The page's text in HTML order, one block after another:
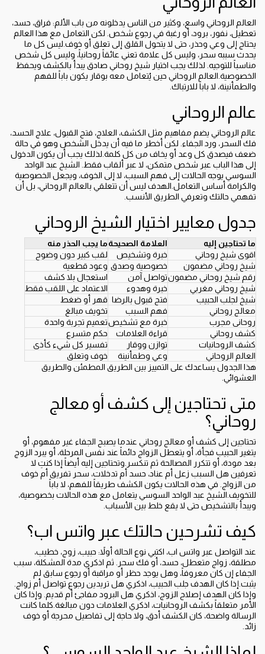
العالم الروحاني واسع، وكثير من الناس يدخلونه من باب الألم: فراق، حسد،
تعطيل، نفور، برود، أو رغبة في رجوع شخص. لكن التعامل مع هذا العالم
يحتاج إلى وعي وحذر، حتى لا يتحول القلق إلى تعلق أو خوف.ليس كل ما
يحدث سببه سحر، وليس كل علامة تعني عائقاً روحانياً، وليس كل شخص
مناسباً للتوجيه. لذلك يجب اختيار شيخ روحاني صادق يبدأ بالكشف ويحفظ
الخصوصية.العالم الروحاني حين يُتعامل معه بوقار يكون باباً للفهم
والطمأنينة، لا باباً للارتباك.
عالم الروحاني
عالم الروحاني يضم مفاهيم مثل الكشف، العلاج، فتح القبول، علاج الحسد،
فك السحر، ورد الجفاء. لكن أخطر ما فيه أن يدخل الشخص وهو في حالة
ضعف فيصدق كل وعد أو يخاف من كل كلمة.لذلك يجب أن يكون الدخول
إلى هذا الباب عبر شخص متمكن، لا عبر ألقاب فقط. الشيخ عبد الواحد
السوسي يوجه الحالات إلى فهم السبب، لا إلى الخوف، ويجعل الخصوصية
والكرامة أساس التعامل.الهدف ليس أن تتعلقي بالعالم الروحاني، بل أن
تفهمي حالتك وتعرفي الطريق الأنسب.
جدول معايير اختيار الشيخ الروحاني
ما تحتاجين إليه العلامة الصحيحةما يجب الحذر منه
اقوى شيخ روحاني
خبرة وتشخيص
لقب كبير دون وضوح
شيخ روحاني مضمون
خصوصية وصدق وعود قطعية
رقم شيخ روحاني مضمونتواصل آمن
استعجال بلا كشف
شيخ روحاني مغربي
خبرة وهدوء
الاعتماد على اللقب فقط
شيخ لجلب الحبيب
فتح قبول بالرضا قهر أو ضغط
معالج روحاني
فهم السبب
تخويف مبالغ
روحانى مجرب
خبرة مع تشخيصتعميم تجربة واحدة
كشف روحاني
قراءة العلامات
حكم متسرع
كشف الروحانيات
توازن ووقار
تفسير كل شيء كأذى
العالم الروحاني
وعي وطمأنينة
خوف وتعلق
هذا الجدول يساعدك على التمييز بين الطريق المطمئن والطريق
العشوائي.
متى تحتاجين إلى كشف أو معالج
روحاني؟
تحتاجين إلى كشف أو معالج روحاني عندما يصبح الجفاء غير مفهوم، أو
يتغير الحبيب فجأة، أو يتعطل الزواج دائماً عند نفس المرحلة، أو يبرد الزوج
بعد مودة، أو تتكرر المصالحة ثم تنكسر.وتحتاجين إليه أيضاً إذا كنتِ لا
تعرفين هل السبب زعل أم عناد، حسد أم تدخلات، سحر تفريق أم خوف
من الزواج. في هذه الحالات يكون الكشف طريقاً للفهم، لا باباً
للتخويف.الشيخ عبد الواحد السوسي يتعامل مع هذه الحالات بخصوصية،
ويبدأ بالتشخيص حتى لا يقع خلط بين الأسباب.
كيف تشرحين حالتك عبر واتس اب؟
عند التواصل عبر واتس اب، اكتبي نوع الحالة أولاً: حبيب، زوج، خطيب،
مطلقة، زواج متعطل، حسد، أو فك سحر. ثم اذكري مدة المشكلة، سبب
الجفاء إن كان معروفاً، وهل يوجد حظر أو مراقبة أو رجوع سابق لم
يثبت.إذا كان الهدف جلب الحبيب، اذكري هل تريدين رجوع تواصل أم زواج.
وإذا كان الهدف إصلاح الزوج، اذكري هل البرود مفاجئ أم قديم. وإذا كان
الأمر متعلقاً بكشف الروحانيات، اذكري العلامات دون مبالغة.كلما كانت
الرسالة واضحة، كان الكشف أدق، ولا حاجة إلى تفاصيل محرجة أو خوف
زائد.